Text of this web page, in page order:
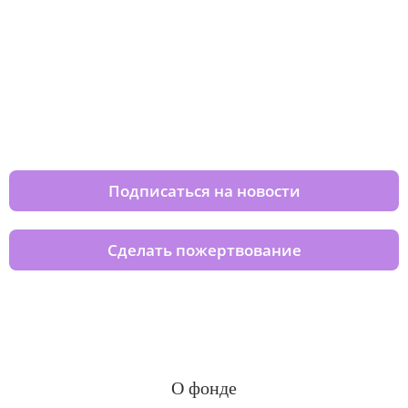
Подписаться на новости
Сделать пожертвование
О фонде